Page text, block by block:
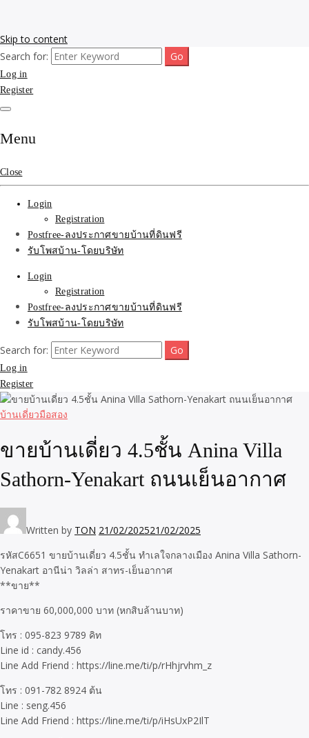
Skip to content
รับจ้างโพสขายบ้าน ติดAI
Search รับทำSEOรายเดือน
ติดหน้า1google ราคาถูก
มาก SEOขายของ บ้าน
ที่ดินฟรีประกาศ ที่เดียวใน
เมืองไทย
รับโพสต์เว็บขายบ้าน อสังหา ทำSEOรายเดือนราคาถูก เน้นติดAI โพสต์
ประกาศบ้านที่ดินฟรี SEOขายบ้าน รับจ้างโพสต์บ้านที่ดินติดหน้า1goolge
ราคาถูกที่สุด ฟรีลงประกาศอสังหา รับทำSEOขายสินค้า
Search for:
Log in
Register
Menu
Close
Login
Registration
Postfree-ลงประกาศขายบ้านที่ดินฟรี
รับโพสบ้าน-โดยบริษัท
Login
Registration
Postfree-ลงประกาศขายบ้านที่ดินฟรี
รับโพสบ้าน-โดยบริษัท
Search for:
Log in
Register
บ้านเดี่ยวมือสอง
ขายบ้านเดี่ยว 4.5ชั้น Anina Villa
Sathorn-Yenakart ถนนเย็นอากาศ
Written by TON 21/02/202521/02/2025
รหัสC6651 ขายบ้านเดี่ยว 4.5ชั้น ทำเลใจกลางเมือง Anina Villa Sathorn-
Yenakart อานีน่า วิลล่า สาทร-เย็นอากาศ
**ขาย**
ราคาขาย 60,000,000 บาท (หกสิบล้านบาท)
โทร : 095-823 9789 คิท
Line id : candy.456
Line Add Friend : https://line.me/ti/p/rHhjrvhm_z
โทร : 091-782 8924 ต้น
Line : seng.456
Line Add Friend : https://line.me/ti/p/iHsUxP2IlT